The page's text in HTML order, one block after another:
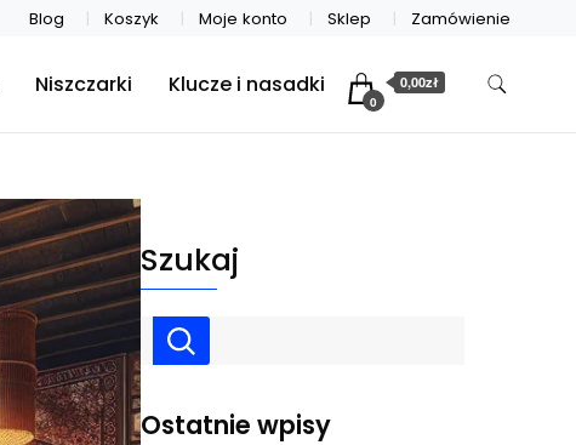
Blog Koszyk Moje konto Sklep Zamówienie
Niszczarki Klucze i nasadki
0
0,00zł
Szukaj
Ostatnie wpisy